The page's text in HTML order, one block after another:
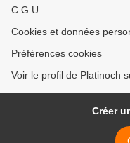
C.G.U.
Cookies et données
Préférences cookies
Voir le profil de Platinoch
Créer